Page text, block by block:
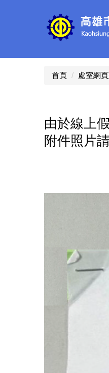
首頁 處室網
由於線上
附件照片